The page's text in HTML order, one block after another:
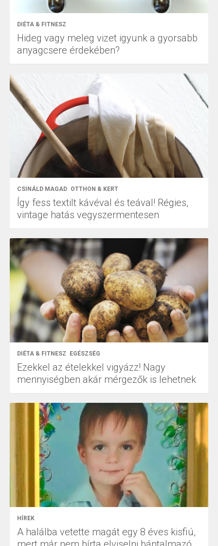
DIÉTA & FITNESZ
Hideg vagy meleg vizet igyunk a gyorsabb
anyagcsere érdekében?
CSINÁLD MAGAD OTTHON & KERT
Így fess textilt kávéval és teával! Régies,
vintage hatás vegyszermentesen
DIÉTA & FITNESZ EGÉSZSÉG
Ezekkel az ételekkel vigyázz! Nagy
mennyiségben akár mérgezők is lehetnek
HÍREK
A halálba vetette magát egy 8 éves kisfiú,